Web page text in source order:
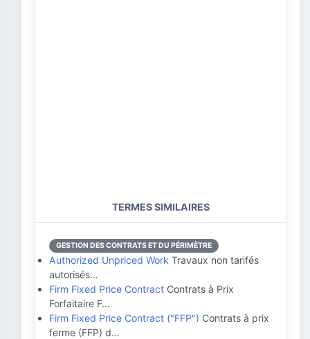
TERMES SIMILAIRES
GESTION DES CONTRATS ET DU PÉRIMÈTRE
Authorized Unpriced Work Travaux non tarifés
autorisés…
Firm Fixed Price Contract Contrats à Prix
Forfaitaire F…
Firm Fixed Price Contract ("FFP") Contrats à prix
ferme (FFP) d…